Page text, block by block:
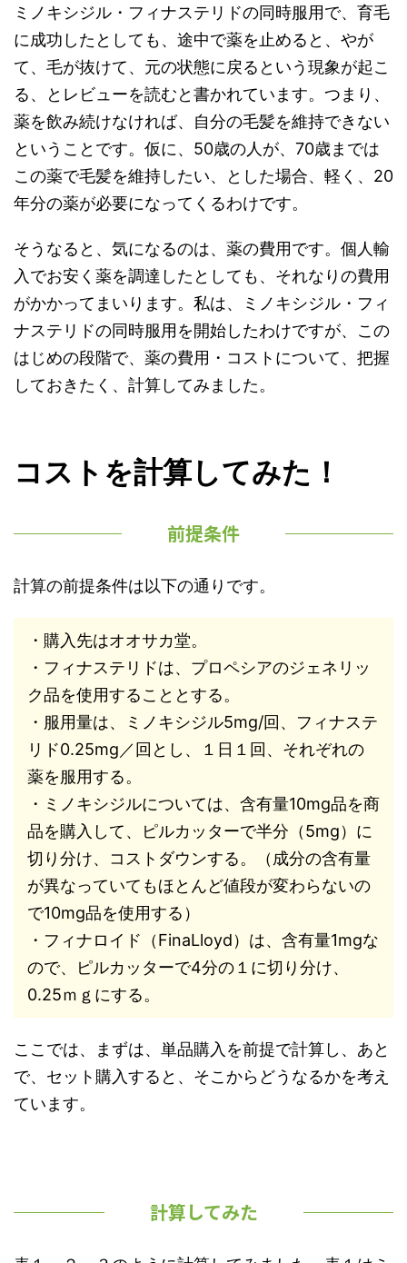
ミノキシジル・フィナステリドの同時服用で、育毛
に成功したとしても、途中で薬を止めると、やが
て、毛が抜けて、元の状態に戻るという現象が起こ
る、とレビューを読むと書かれています。つまり、
薬を飲み続けなければ、自分の毛髪を維持できない
ということです。仮に、50歳の人が、70歳までは
この薬で毛髪を維持したい、とした場合、軽く、20
年分の薬が必要になってくるわけです。
そうなると、気になるのは、薬の費用です。個人輸
入でお安く薬を調達したとしても、それなりの費用
がかかってまいります。私は、ミノキシジル・フィ
ナステリドの同時服用を開始したわけですが、この
はじめの段階で、薬の費用・コストについて、把握
しておきたく、計算してみました。
コストを計算してみた！
前提条件
計算の前提条件は以下の通りです。
・購入先はオオサカ堂。
・フィナステリドは、プロペシアのジェネリッ
ク品を使用することとする。
・服用量は、ミノキシジル5mg/回、フィナステ
リド0.25mg／回とし、１日１回、それぞれの
薬を服用する。
・ミノキシジルについては、含有量10mg品を商
品を購入して、ピルカッターで半分（5mg）に
切り分け、コストダウンする。（成分の含有量
が異なっていてもほとんど値段が変わらないの
で10mg品を使用する）
・フィナロイド（FinaLloyd）は、含有量1mgな
ので、ピルカッターで4分の１に切り分け、
0.25ｍｇにする。
ここでは、まずは、単品購入を前提で計算し、あと
で、セット購入すると、そこからどうなるかを考え
ています。
計算してみた